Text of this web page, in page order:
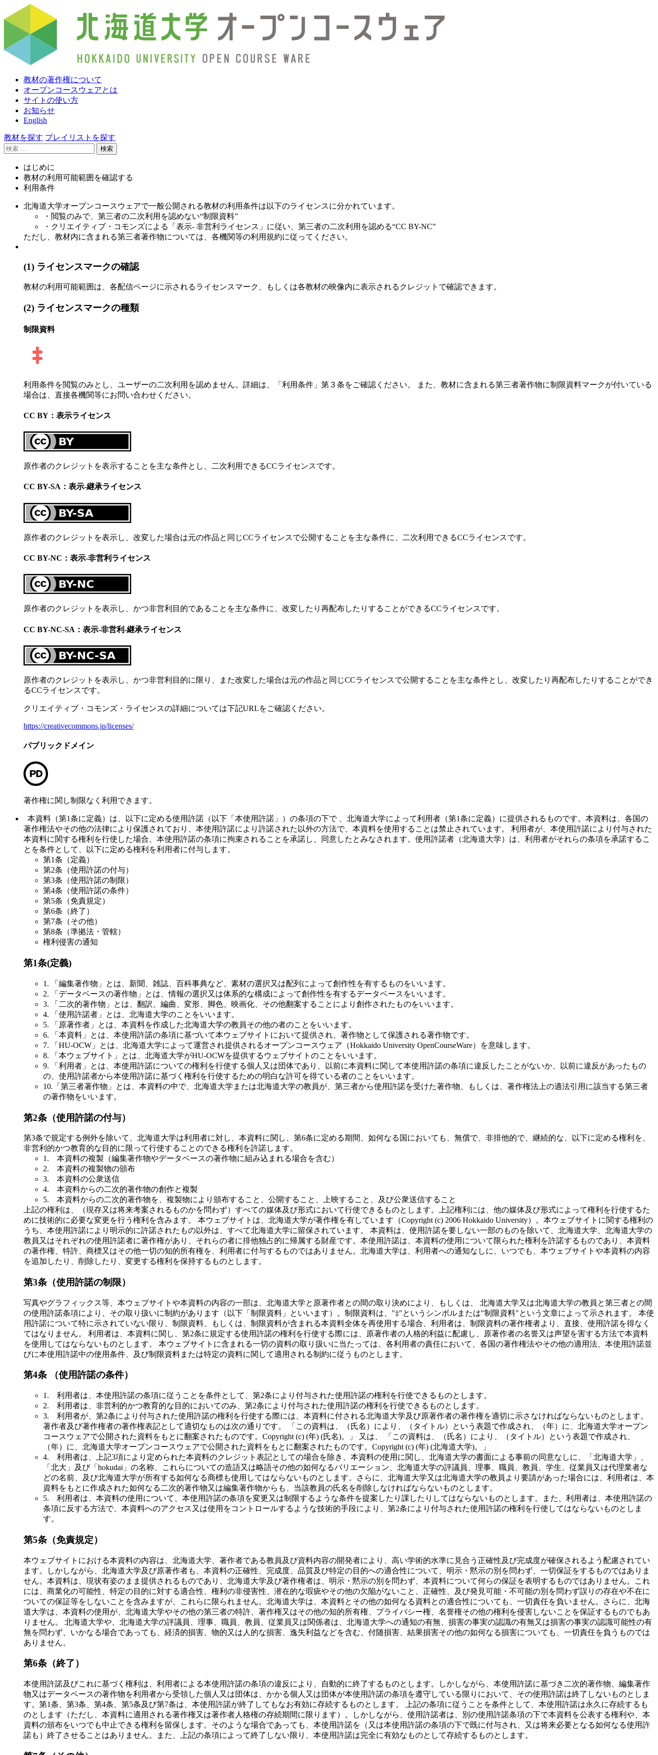
教材の著作権について
オープンコースウェアとは
サイトの使い方
お知らせ
English
教材を探す プレイリストを探す
検
はじめに
教材の利用可能範囲を確認する
利用条件
北海道大学オープンコースウェアで一般公開される教材の利用条件は以下のライセンスに分かれています。
・閲覧のみで、第三者の二次利用を認めない“制限資料”
・クリエイティブ・コモンズによる「表示- 非営利ライセンス」に従い、第三者の二次利用を認める“CC BY-NC”
ただし、教材内に含まれる第三者著作物については、各機関等の利用規約に従ってください。
(1) ライセンスマークの確認
教材の利用可能範囲は、各配信ページに示されるライセンスマーク、もしくは各教材の映像内に表示されるクレジットで確認できます。
(2) ライセンスマークの種類
制限資料
利用条件を閲覧のみとし、ユーザーの二次利用を認めません。詳細は、「利用条件」第３条をご確認ください。 また、教材に含まれる第三者著作物に制限資料マークが付いている
場合は、直接各機関等にお問い合わせください。
CC BY：表示ライセンス
原作者のクレジットを表示することを主な条件とし、二次利用できるCCライセンスです。
CC BY-SA：表示-継承ライセンス
原作者のクレジットを表示し、改変した場合は元の作品と同じCCライセンスで公開することを主な条件に、二次利用できるCCライセンスです。
CC BY-NC：表示-非営利ライセンス
原作者のクレジットを表示し、かつ非営利目的であることを主な条件に、改変したり再配布したりすることができるCCライセンスです。
CC BY-NC-SA：表示-非営利-継承ライセンス
原作者のクレジットを表示し、かつ非営利目的に限り、また改変した場合は元の作品と同じCCライセンスで公開することを主な条件とし、改変したり再配布したりすることができ
るCCライセンスです。
クリエイティブ・コモンズ・ライセンスの詳細については下記URLをご確認ください。
https://creativecommons.jp/licenses/
パブリックドメイン
著作権に関し制限なく利用できます。
本資料（第1条に定義）は、以下に定める使用許諾（以下「本使用許諾」）の条項の下で 、北海道大学によって利用者（第1条に定義）に提供されるものです。本資料は、各国の
著作権法やその他の法律により保護されており、本使用許諾により許諾された以外の方法で、本資料を使用することは禁止されています。 利用者が、本使用許諾により付与された
本資料に関する権利を行使した場合、本使用許諾の条項に拘束されることを承諾し、同意したとみなされます。使用許諾者（北海道大学）は、利用者がそれらの条項を承諾するこ
とを条件として、以下に定める権利を利用者に付与します。
第1条（定義）
第2条（使用許諾の付与）
第3条（使用許諾の制限）
第4条（使用許諾の条件）
第5条（免責規定）
第6条（終了）
第7条（その他）
第8条（準拠法・管轄）
権利侵害の通知
第1条(定義)
1. 「編集著作物」とは、新聞、雑誌、百科事典など、素材の選択又は配列によって創作性を有するものをいいます。
2. 「データベースの著作物」とは、情報の選択又は体系的な構成によって創作性を有するデータベースをいいます。
3. 「二次的著作物」とは、翻訳、編曲、変形、脚色、映画化、その他翻案することにより創作されたものをいいます。
4. 「使用許諾者」とは、北海道大学のことをいいます。
5. 「原著作者」とは、本資料を作成した北海道大学の教員その他の者のことをいいます。
6. 「本資料」とは、本使用許諾の条項に基づいて本ウェブサイトにおいて提供され、著作物として保護される著作物です。
7. 「HU-OCW」とは、北海道大学によって運営され提供されるオープンコースウェア（Hokkaido University OpenCourseWare）を意味します。
8. 「本ウェブサイト」とは、北海道大学がHU-OCWを提供するウェブサイトのことをいいます。
9. 「利用者」とは、本使用許諾についての権利を行使する個人又は団体であり、以前に本資料に関して本使用許諾の条項に違反したことがないか、以前に違反があったもの
の、使用許諾者から本使用許諾に基づく権利を行使するための明白な許可を得ている者のことをいいます。
10.「第三者著作物」とは、本資料の中で、北海道大学または北海道大学の教員が、第三者から使用許諾を受けた著作物、もしくは、著作権法上の適法引用に該当する第三者
の著作物をいいます。
第2条（使用許諾の付与）
第3条で規定する例外を除いて、北海道大学は利用者に対し、本資料に関し、第6条に定める期間、如何なる国においても、無償で、非排他的で、継続的な、以下に定める権利を、
非営利的かつ教育的な目的に限って行使することのできる権利を許諾します。
1. 本資料の複製（編集著作物やデータベースの著作物に組み込まれる場合を含む）
2. 本資料の複製物の頒布
3. 本資料の公衆送信
4. 本資料からの二次的著作物の創作と複製
5. 本資料からの二次的著作物を、複製物により頒布すること、公開すること、上映すること、及び公衆送信すること
上記の権利は、（現存又は将来考案されるものかを問わず）すべての媒体及び形式において行使できるものとします。上記権利には、他の媒体及び形式によって権利を行使するた
めに技術的に必要な変更を行う権利を含みます。 本ウェブサイトは、北海道大学が著作権を有しています（Copyright (c) 2006 Hokkaido University）。本ウェブサイトに関する権利の
うち、本使用許諾により明示的に許諾されたもの以外は、すべて北海道大学に留保されています。 本資料は、使用許諾を要しない一部のものを除いて、北海道大学、北海道大学の
教員又はそれぞれの使用許諾者に著作権があり、それらの者に排他独占的に帰属する財産です。本使用許諾は、本資料の使用について限られた権利を許諾するものであり、本資料
の著作権、特許、商標又はその他一切の知的所有権を、利用者に付与するものではありません。北海道大学は、利用者への通知なしに、いつでも、本ウェブサイトや本資料の内容
を追加したり、削除したり、変更する権利を保持するものとします。
第3条（使用許諾の制限）
写真やグラフィックス等、本ウェブサイトや本資料の内容の一部は、北海道大学と原著作者との間の取り決めにより、もしくは、 北海道大学又は北海道大学の教員と第三者との間
の使用許諾条項により、その取り扱いに制約があります（以下「制限資料」といいます）。制限資料は、"‡"というシンボルまたは"制限資料"という文章によって示されます。 本使
用許諾について特に示されていない限り、制限資料、もしくは、制限資料が含まれる本資料全体を再使用する場合、利用者は、制限資料の著作権者より、直接、使用許諾を得なく
てはなりません。 利用者は、本資料に関し、第2条に規定する使用許諾の権利を行使する際には、原著作者の人格的利益に配慮し、原著作者の名誉又は声望を害する方法で本資料
を使用してはならないものとします。 本ウェブサイトに含まれる一切の資料の取り扱いに当たっては、各利用者の責任において、各国の著作権法やその他の適用法、本使用許諾並
びに本使用許諾中の使用条件、及び制限資料または特定の資料に関して適用される制約に従うものとします。
第4条 （使用許諾の条件）
1. 利用者は、本使用許諾の条項に従うことを条件として、第2条により付与された使用許諾の権利を行使できるものとします。
2. 利用者は、非営利的かつ教育的な目的においてのみ、第2条により付与された使用許諾の権利を行使できるものとします。
3. 利用者が、第2条により付与された使用許諾の権利を行使する際には、本資料に付される北海道大学及び原著作者の著作権を適切に示さなければならないものとします。
著作者及び著作権者の著作権表記として適切なものは次の通りです。 「この資料は、（氏名）により、（タイトル）という表題で作成され、（年）に、北海道大学オープン
コースウェアで公開された資料をもとに翻案されたものです。Copyright (c) (年) (氏名)。」 又は、 「この資料は、（氏名）により、（タイトル）という表題で作成され、
（年）に、北海道大学オープンコースウェアで公開された資料をもとに翻案されたものです。Copyright (c) (年) (北海道大学)。」
4. 利用者は、上記3項により定められた本資料のクレジット表記としての場合を除き、本資料の使用に関し、北海道大学の書面による事前の同意なしに、「北海道大学」、
「北大」及び「hokudai」の名称、これらについての造語又は略語その他の如何なるバリエーション、北海道大学の評議員、理事、職員、教員、学生、従業員又は代理業者な
どの名前、及び北海道大学が所有する如何なる商標も使用してはならないものとします。さらに、北海道大学又は北海道大学の教員より要請があった場合には、利用者は、本
資料をもとに作成された如何なる二次的著作物又は編集著作物からも、当該教員の氏名を削除しなければならないものとします。
5. 利用者は、本資料の使用について、本使用許諾の条項を変更又は制限するような条件を提案したり課したりしてはならないものとします。また、利用者は、本使用許諾の
条項に反する方法で、本資料へのアクセス又は使用をコントロールするような技術的手段により、第2条により付与された使用許諾の権利を行使してはならないものとしま
す。
第5条（免責規定）
本ウェブサイトにおける本資料の内容は、北海道大学、著作者である教員及び資料内容の開発者により、高い学術的水準に見合う正確性及び完成度が確保されるよう配慮されてい
ます。しかしながら、北海道大学及び原著作者も、本資料の正確性、完成度、品質及び特定の目的への適合性について、明示・黙示の別を問わず、一切保証をするものではありま
せん。本資料は、現状有姿のまま提供されるものであり、北海道大学及び著作権者は、明示・黙示の別を問わず、本資料について何らの保証を表明するものではありません。これ
には、商業化の可能性、特定の目的に対する適合性、権利の非侵害性、潜在的な瑕疵やその他の欠陥がないこと、正確性、及び発見可能・不可能の別を問わず誤りの存在や不在に
ついての保証等をしないことを含みますが、これらに限られません。北海道大学は、本資料とその他の如何なる資料との適合性についても、一切責任を負いません。さらに、北海
道大学は、本資料の使用が、北海道大学やその他の第三者の特許、著作権又はその他の知的所有権、プライバシー権、名誉権その他の権利を侵害しないことを保証するものでもあ
りません。 北海道大学や、北海道大学の評議員、理事、職員、教員、従業員又は関係者は、北海道大学への通知の有無、損害の事実の認識の有無又は損害の事実の認識可能性の有
無を問わず、いかなる場合であっても、経済的損害、物的又は人的な損害、逸失利益などを含む、付随損害、結果損害その他の如何なる損害についても、一切責任を負うものでは
ありません。
第6条（終了）
本使用許諾及びこれに基づく権利は、利用者による本使用許諾の条項の違反により、自動的に終了するものとします。しかしながら、本使用許諾に基づき二次的著作物、編集著作
物又はデータベースの著作物を利用者から受領した個人又は団体は、かかる個人又は団体が本使用許諾の条項を遵守している限りにおいて、その使用許諾は終了しないものとしま
す。第1条、第3条、第4条、第5条及び第7条は、本使用許諾が終了してもなお有効に存続するものとします。 上記の条項に従うことを条件として、本使用許諾は永久に存続するも
のとします（ただし、本資料に適用される著作権又は著作者人格権の存続期間に限ります）。しかしながら、使用許諾者は、別の使用許諾条項の下で本資料を公表する権利や、本
資料の頒布をいつでも中止できる権利を留保します。そのような場合であっても、本使用許諾を（又は本使用許諾の条項の下で既に付与され、又は将来必要となる如何なる使用許
諾も）終了させることはありません。また、上記の条項によって終了しない限り、本使用許諾は完全に有効なものとして存続するものとします。